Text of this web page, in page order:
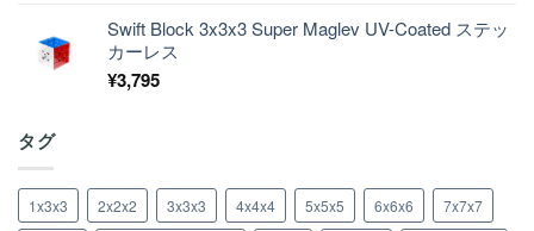
Swift Block 3x3x3 Super Maglev UV-Coated ステッ
カーレス
¥3,795
タグ
1x3x3 2x2x2 3x3x3 4x4x4 5x5x5 6x6x6
7x7x7